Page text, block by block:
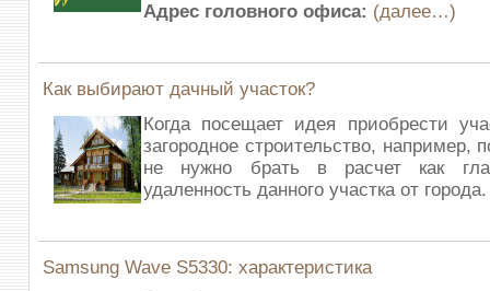
Адрес головного офиса: (далее…)
Как выбирают дачный участок?
Когда посещает идея приобрести
загородное строительство, например,
не нужно брать в расчет как
удаленность данного участка от
Samsung Wave S5330: характеристика